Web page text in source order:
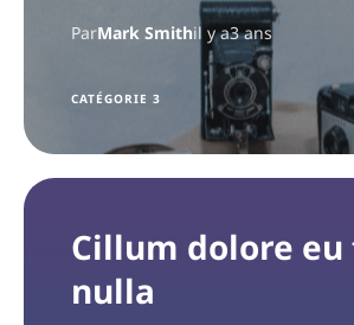
ParMark Smithil y a3 ans
CATÉGORIE 3
Cillum dolore
nulla